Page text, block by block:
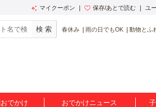
マイクーポン 保存/あとで読む ユ
春休み 雨の日でもOK 動物とふ
でかけ おでかけニュース